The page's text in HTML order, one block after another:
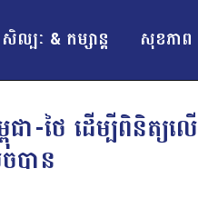
សិល្បៈ & កម្សាន្ត សុខភាព
ា-ថៃ ដើម្បីពិនិត្យលើ
បាន